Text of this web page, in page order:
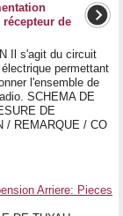
de
Il s'agit du circuit
permettant
l'ensemble de
SCHEMA DE
DE
/ REMARQUE / CO
Arriere: Pieces